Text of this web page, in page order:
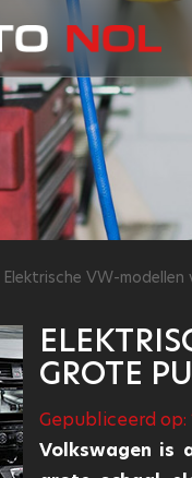
Elektrische VW-
GROTE
Gepubliceerd op:
Volkswagen is